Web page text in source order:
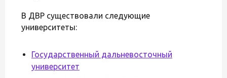
В ДВР существовали следующие
университеты:
Государственный дальневосточный
университет